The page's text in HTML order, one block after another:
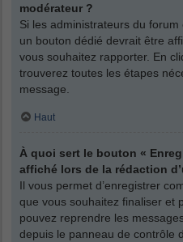
modérateur ?
Si les administrateurs du forum
un bouton dédié devrait être
vous souhaitez rapporter. En
trouverez toutes les étapes
message.
Haut
À quoi sert le bouton «
affiché lors de la rédaction
Il vous permet d’enregistrer
que vous souhaitez finaliser et
pouvez reprendre les
depuis le panneau de contrôle